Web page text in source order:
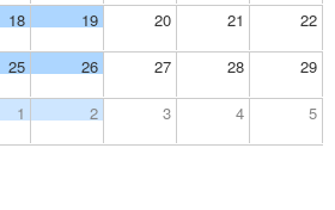
18 19 20 21 22
25 26 27 28 29
1 2 3 4 5